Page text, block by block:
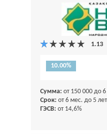
10.00%
Сумма: от 150 000 до
Срок: от 6 мес. до 5 лет
ГЭСВ: от 14,6%